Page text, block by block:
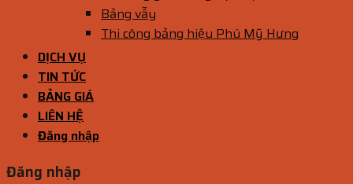
Bảng vẫy
Thi công bảng hiệu Phú Mỹ Hưng
DỊCH VỤ
TIN TỨC
BẢNG GIÁ
LIÊN HỆ
Đăng nhập
Đăng nhập